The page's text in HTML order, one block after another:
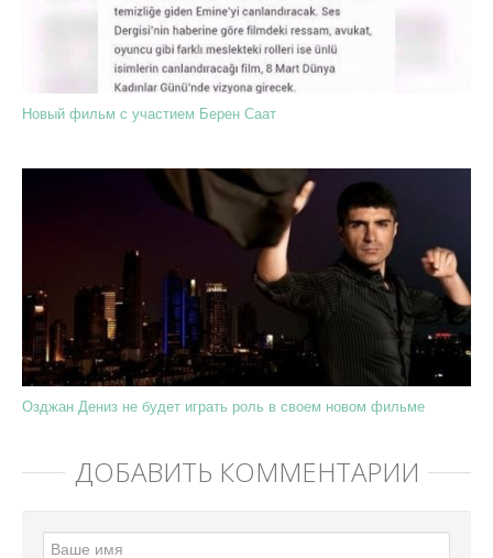
Новый фильм с участием Берен Саат
Озджан Дениз не будет играть роль в своем новом фильме
ДОБАВИТЬ КОММЕНТАРИЙ